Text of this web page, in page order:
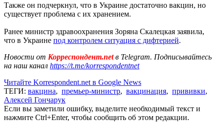
Также он подчеркнул, что в Украине достаточно вакцин, но
существует проблема с их хранением.
Ранее министр здравоохранения Зоряна Скалецкая заявила,
что в Украине под контролем ситуация с дифтерией.
Новости от Корреспондент.netв Telegram. Подписывайтесь
на наш канал https://t.me/korrespondentnet
Читайте Korrespondent.net в Google News
ТЕГИ: вакцина, премьер-министр, вакцинация, прививки,
Алексей Гончарук
Если вы заметили ошибку, выделите необходимый текст и
нажмите Ctrl+Enter, чтобы сообщить об этом редакции.